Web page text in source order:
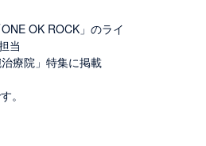
OK ROCK」のライ
当
療院」特集に掲載
。